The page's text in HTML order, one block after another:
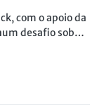
com o apoio da
desafio sob…